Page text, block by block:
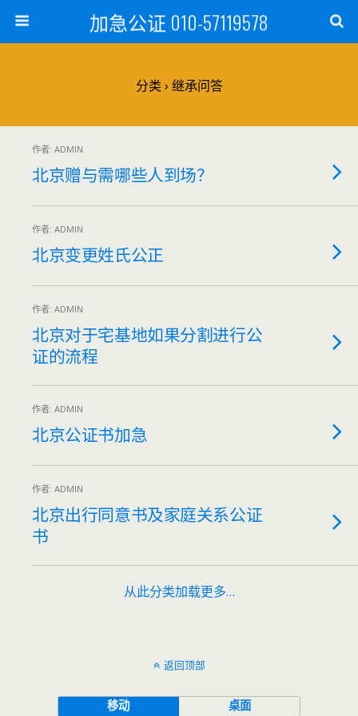
加急公证 010-57119578
分类 › 继承问答
作者: ADMIN
北京赠与需哪些人到场？
作者: ADMIN
北京变更姓氏公正
作者: ADMIN
北京对于宅基地如果分割进行公
证的流程
作者: ADMIN
北京公证书加急
作者: ADMIN
北京出行同意书及家庭关系公证
书
从此分类加载更多…
返回顶部
移动 桌面